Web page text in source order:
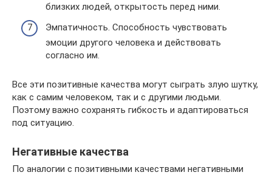
близких людей, открытость перед ними.
Эмпатичность. Способность чувствовать
эмоции другого человека и действовать
согласно им.
Все эти позитивные качества могут сыграть злую шутку,
как с самим человеком, так и с другими людьми.
Поэтому важно сохранять гибкость и адаптироваться
под ситуацию.
Негативные качества
По аналогии с позитивными качествами негативными